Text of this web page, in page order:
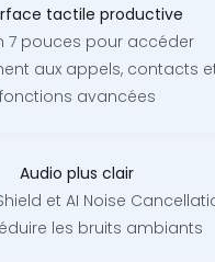
tactile productive
7 pouces pour accéder
aux appels, contacts
fonctions avancées
Audio plus clair
et AI Noise
les bruits ambiants